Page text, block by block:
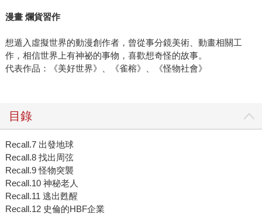
漫畫 爛貨習作
想遁入虛擬世界的動漫創作者，曾從事分鏡美術、動畫相關工
作，相信世界上有神祕的事物，喜歡想奇怪的故事。
代表作品：《美好世界》、《雀榕》、《怪物社會》
目錄
Recall.7 出發地球
Recall.8 找出周弦
Recall.9 怪物突襲
Recall.10 神秘老人
Recall.11 逃出甦醒
Recall.12 史倫的HBF企業